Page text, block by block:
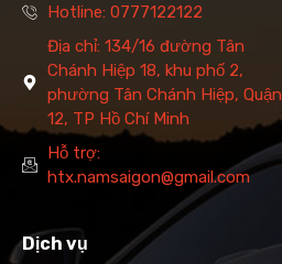
Hotline: 0777122122
Địa chỉ: 134/16 đường Tân
Chánh Hiệp 18, khu phố 2,
phường Tân Chánh Hiệp, Quận
12, TP Hồ Chí Minh
Hỗ trợ:
htx.namsaigon@gmail.com
Dịch vụ